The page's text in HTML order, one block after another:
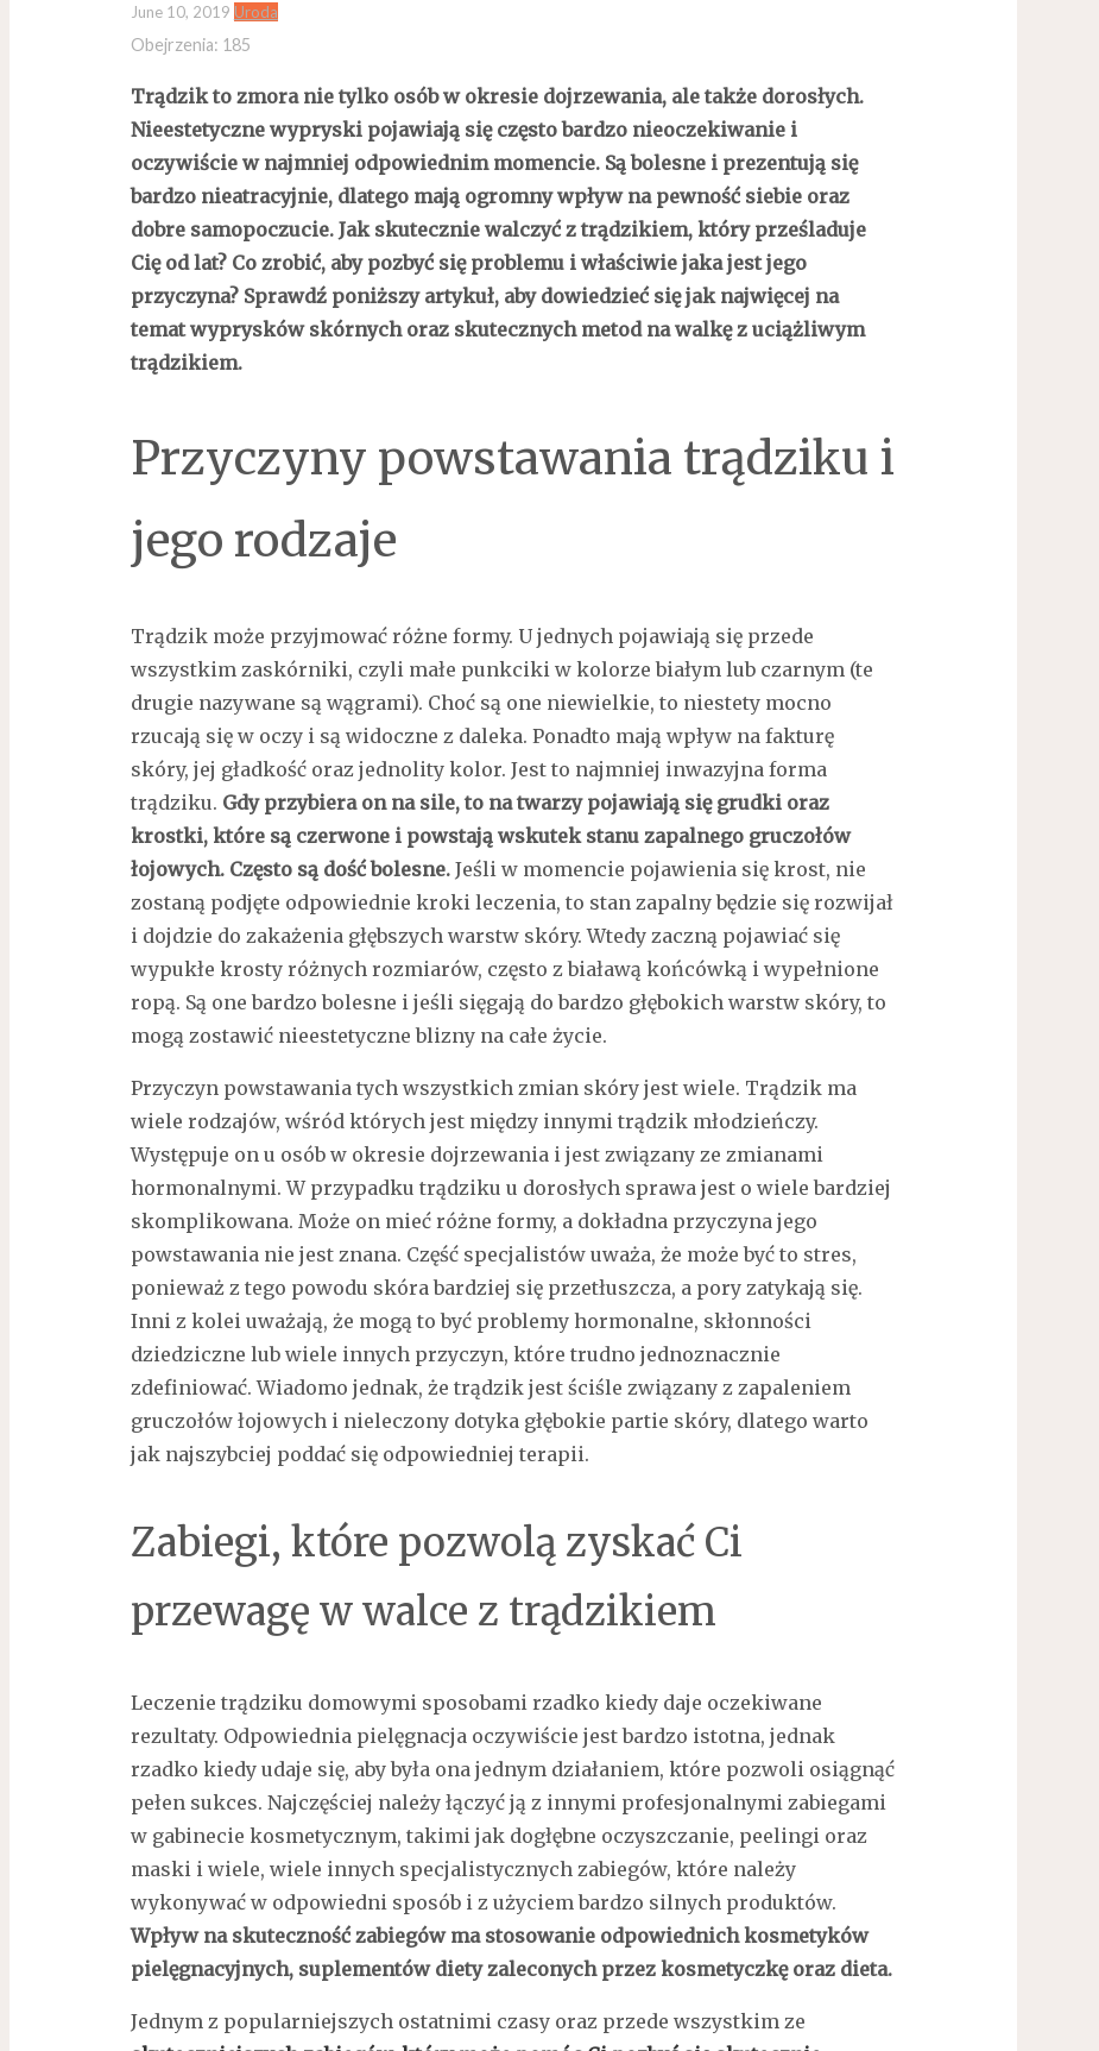
June 10, 2019 Uroda
Obejrzenia: 185
Trądzik to zmora nie tylko osób w okresie dojrzewania, ale także dorosłych.
Nieestetyczne wypryski pojawiają się często bardzo nieoczekiwanie i
oczywiście w najmniej odpowiednim momencie. Są bolesne i prezentują się
bardzo nieatracyjnie, dlatego mają ogromny wpływ na pewność siebie oraz
dobre samopoczucie. Jak skutecznie walczyć z trądzikiem, który prześladuje
Cię od lat? Co zrobić, aby pozbyć się problemu i właściwie jaka jest jego
przyczyna? Sprawdź poniższy artykuł, aby dowiedzieć się jak najwięcej na
temat wyprysków skórnych oraz skutecznych metod na walkę z uciążliwym
trądzikiem.
Przyczyny powstawania trądziku i
jego rodzaje
Trądzik może przyjmować różne formy. U jednych pojawiają się przede
wszystkim zaskórniki, czyli małe punkciki w kolorze białym lub czarnym (te
drugie nazywane są wągrami). Choć są one niewielkie, to niestety mocno
rzucają się w oczy i są widoczne z daleka. Ponadto mają wpływ na fakturę
skóry, jej gładkość oraz jednolity kolor. Jest to najmniej inwazyjna forma
trądziku. Gdy przybiera on na sile, to na twarzy pojawiają się grudki oraz
krostki, które są czerwone i powstają wskutek stanu zapalnego gruczołów
łojowych. Często są dość bolesne.Jeśli w momencie pojawienia się krost, nie
zostaną podjęte odpowiednie kroki leczenia, to stan zapalny będzie się rozwijał
i dojdzie do zakażenia głębszych warstw skóry. Wtedy zaczną pojawiać się
wypukłe krosty różnych rozmiarów, często z białawą końcówką i wypełnione
ropą. Są one bardzo bolesne i jeśli sięgają do bardzo głębokich warstw skóry, to
mogą zostawić nieestetyczne blizny na całe życie.
Przyczyn powstawania tych wszystkich zmian skóry jest wiele. Trądzik ma
wiele rodzajów, wśród których jest między innymi trądzik młodzieńczy.
Występuje on u osób w okresie dojrzewania i jest związany ze zmianami
hormonalnymi. W przypadku trądziku u dorosłych sprawa jest o wiele bardziej
skomplikowana. Może on mieć różne formy, a dokładna przyczyna jego
powstawania nie jest znana. Część specjalistów uważa, że może być to stres,
ponieważ z tego powodu skóra bardziej się przetłuszcza, a pory zatykają się.
Inni z kolei uważają, że mogą to być problemy hormonalne, skłonności
dziedziczne lub wiele innych przyczyn, które trudno jednoznacznie
zdefiniować. Wiadomo jednak, że trądzik jest ściśle związany z zapaleniem
gruczołów łojowych i nieleczony dotyka głębokie partie skóry, dlatego warto
jak najszybciej poddać się odpowiedniej terapii.
Zabiegi, które pozwolą zyskać Ci
przewagę w walce z trądzikiem
Leczenie trądziku domowymi sposobami rzadko kiedy daje oczekiwane
rezultaty. Odpowiednia pielęgnacja oczywiście jest bardzo istotna, jednak
rzadko kiedy udaje się, aby była ona jednym działaniem, które pozwoli osiągnąć
pełen sukces. Najczęściej należy łączyć ją z innymi profesjonalnymi zabiegami
w gabinecie kosmetycznym, takimi jak dogłębne oczyszczanie, peelingi oraz
maski i wiele, wiele innych specjalistycznych zabiegów, które należy
wykonywać w odpowiedni sposób i z użyciem bardzo silnych produktów.
Wpływ na skuteczność zabiegów ma stosowanie odpowiednich kosmetyków
pielęgnacyjnych, suplementów diety zaleconych przez kosmetyczkę oraz dieta.
Jednym z popularniejszych ostatnimi czasy oraz przede wszystkim ze